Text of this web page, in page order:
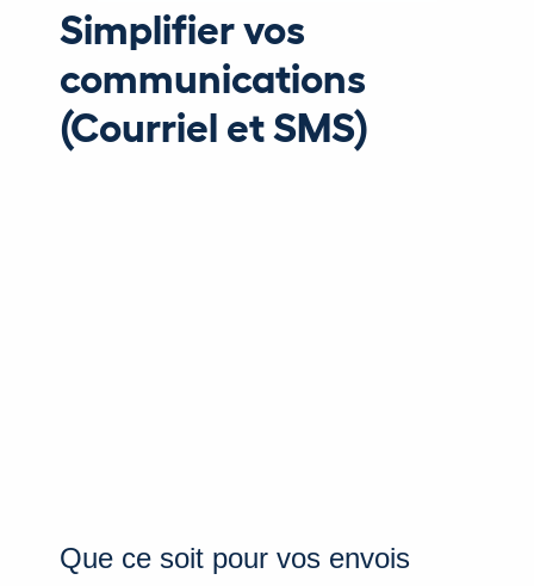
Simplifier vos
communications
(Courriel et SMS)
Que ce soit pour vos envois